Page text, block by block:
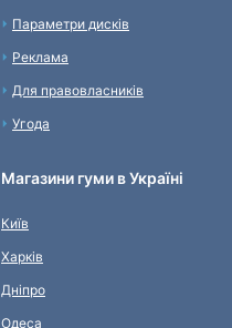
Параметри дисків
Реклама
Для правовласників
Угода
Магазини гуми в Україні
Київ
Харків
Дніпро
Одеса